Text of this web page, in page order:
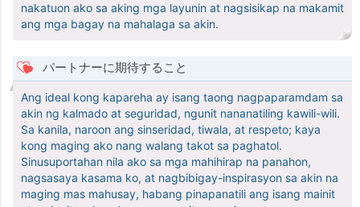
nakatuon ako sa aking mga layunin at nagsisikap na makamit
ang mga bagay na mahalaga sa akin.
パートナーに期待すること
Ang ideal kong kapareha ay isang taong nagpaparamdam sa
akin ng kalmado at seguridad, ngunit nananatiling kawili-wili.
Sa kanila, naroon ang sinseridad, tiwala, at respeto; kaya
kong maging ako nang walang takot sa paghatol.
Sinusuportahan nila ako sa mga mahihirap na panahon,
nagsasaya kasama ko, at nagbibigay-inspirasyon sa akin na
maging mas mahusay, habang pinapanatili ang isang mainit